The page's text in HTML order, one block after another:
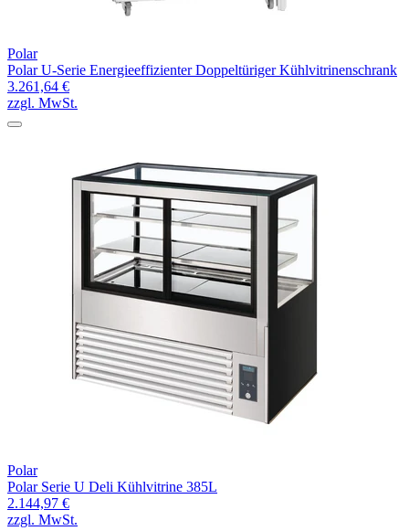
Polar
Polar U-Serie Energieeffizienter Doppeltüriger Kühlvitrinenschrank
3.261,64 €
zzgl. MwSt.
Polar
Polar Serie U Deli Kühlvitrine 385L
2.144,97 €
zzgl. MwSt.